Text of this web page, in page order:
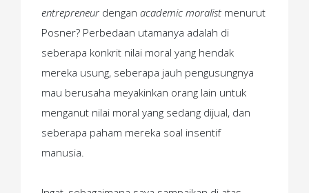
entrepreneur dengan academic moralist menurut
Posner? Perbedaan utamanya adalah di
seberapa konkrit nilai moral yang hendak
mereka usung, seberapa jauh pengusungnya
mau berusaha meyakinkan orang lain untuk
menganut nilai moral yang sedang dijual, dan
seberapa paham mereka soal insentif
manusia.